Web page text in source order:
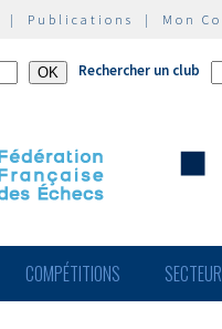
| Publications | Mon
Rechercher un club
COMPÉTITIONS